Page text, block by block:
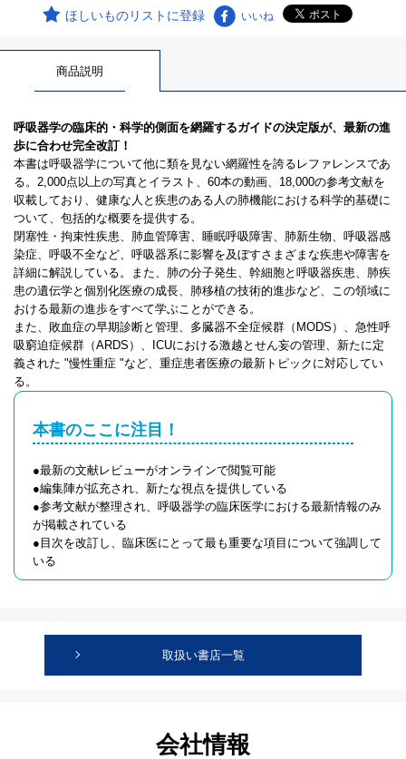
ほしいものリストに登録 いいね
商品説明
呼吸器学の臨床的・科学的側面を網羅するガイドの決定版が、最新の進
歩に合わせ完全改訂！
本書は呼吸器学について他に類を見ない網羅性を誇るレファレンスであ
る。2,000点以上の写真とイラスト、60本の動画、18,000の参考文献を
収載しており、健康な人と疾患のある人の肺機能における科学的基礎に
ついて、包括的な概要を提供する。
閉塞性・拘束性疾患、肺血管障害、睡眠呼吸障害、肺新生物、呼吸器感
染症、呼吸不全など、呼吸器系に影響を及ぼすさまざまな疾患や障害を
詳細に解説している。また、肺の分子発生、幹細胞と呼吸器疾患、肺疾
患の遺伝学と個別化医療の成長、肺移植の技術的進歩など、この領域に
おける最新の進歩をすべて学ぶことができる。
また、敗血症の早期診断と管理、多臓器不全症候群（MODS）、急性呼
吸窮迫症候群（ARDS）、ICUにおける激越とせん妄の管理、新たに定
義された "慢性重症 "など、重症患者医療の最新トピックに対応してい
る。
本書のここに注目！
●最新の文献レビューがオンラインで閲覧可能
●編集陣が拡充され、新たな視点を提供している
●参考文献が整理され、呼吸器学の臨床医学における最新情報のみ
が掲載されている
●目次を改訂し、臨床医にとって最も重要な項目について強調して
いる
取扱い書店一覧
会社情報